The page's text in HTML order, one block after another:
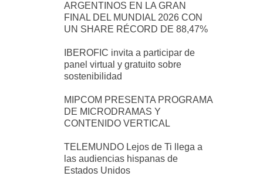
ARGENTINOS EN LA GRAN
FINAL DEL MUNDIAL 2026 CON
UN SHARE RÉCORD DE 88,47%
IBEROFIC invita a participar de
panel virtual y gratuito sobre
sostenibilidad
MIPCOM PRESENTA PROGRAMA
DE MICRODRAMAS Y
CONTENIDO VERTICAL
TELEMUNDO Lejos de Ti llega a
las audiencias hispanas de
Estados Unidos